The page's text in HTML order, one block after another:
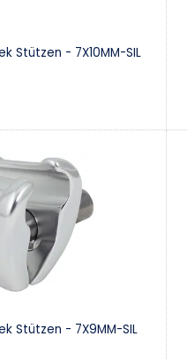
Stützen - 7X10MM-SIL
Stützen - 7X9MM-SIL